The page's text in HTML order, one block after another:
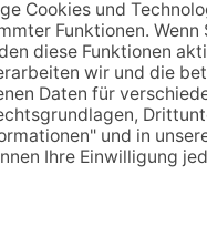
61, 47055
und die
Seminare, Feiern